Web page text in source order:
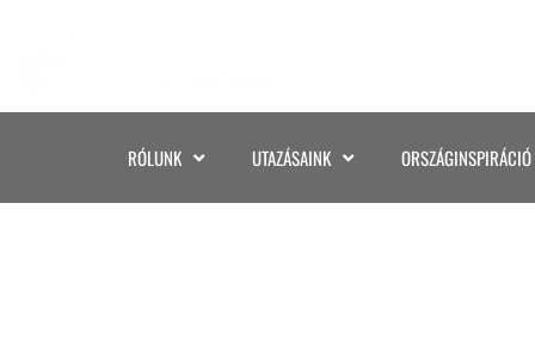
RÓLUNK UTAZÁSAINK ORSZÁGINSPIRÁCIÓ